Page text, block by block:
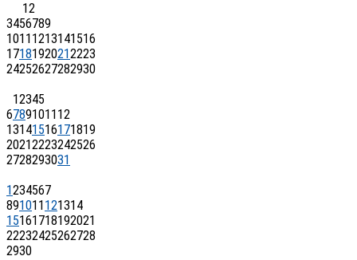
12
3456789
1011 1213141516
17181920212223
24252627282930
12345
67891011 12
13141516171819
20212223242526
2728293031
1234567
891011 121314
15161718192021
22232425262728
2930